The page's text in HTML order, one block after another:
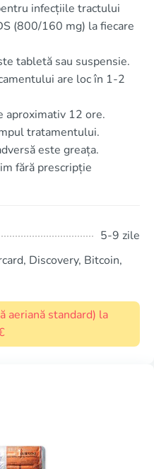
infecțiile tractului
(800/160 mg) la fiecare
tabletă sau suspensie.
are loc în 1-2
aproximativ 12 ore.
tratamentului.
este greața.
fără prescripție
5-9 zile
Discovery, Bitcoin,
aeriană standard) la